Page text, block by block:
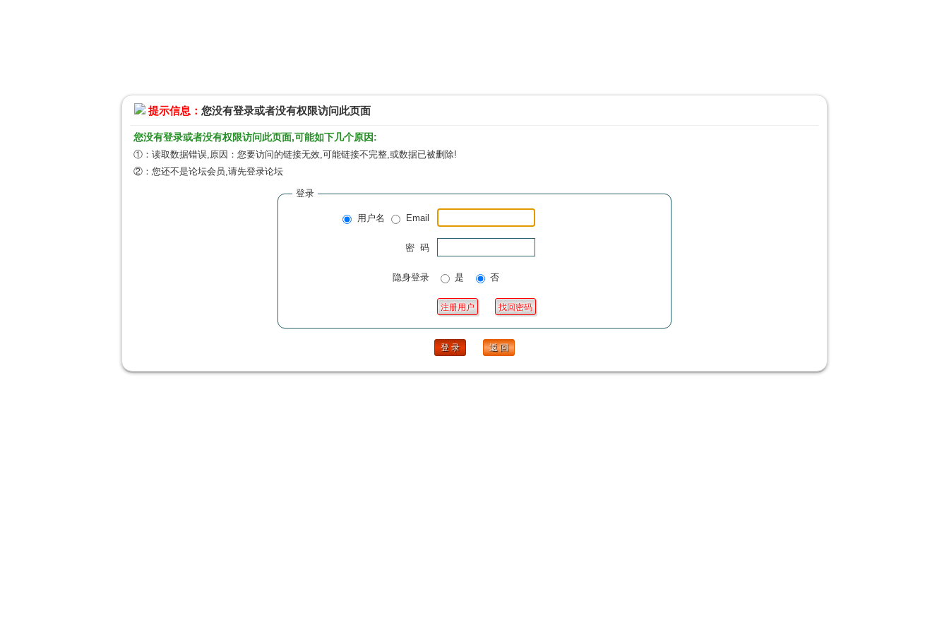
提示信息： 您没有登录或者没有权限访问此页面
您没有登录或者没有权限访问此页面,可能如下几个原因:
①：读取数据错误,原因：您要访问的链接无效,可能链接不完整,或数据已被删除!
②：您还不是论坛会员,请先登录论坛
登录
用户名 Email
密 码
隐身登录 是 否